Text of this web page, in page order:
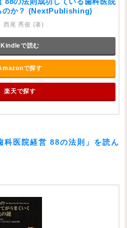
のか？ (NextPublishing)
西尾 秀俊 (著)
Kindleで読む
で探す
楽天で探す
科医院経営 88の法則」を読ん